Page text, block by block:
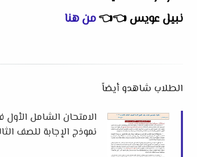
نبيل عويس👈
👈من هنا
الطلاب شاهدو أيضاً
الامتحان الشامل الأول